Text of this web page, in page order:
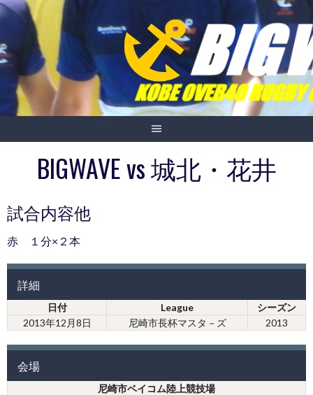
Skip
content
BIGWAVE vs 城北・花井
試合内容他
赤 １分×２本
詳細
日付 League
シーズン
2013年12月8日
尼崎市長杯マスタ－ズ 2013
会場
尼崎市ベイコム陸上競技場